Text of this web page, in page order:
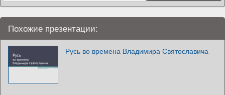
Похожие презентации:
Русь во времена Владимира Святославича